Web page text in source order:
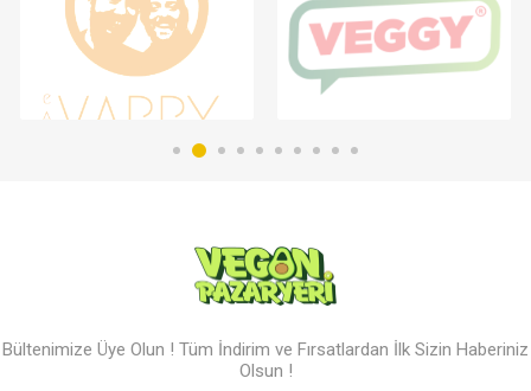
Bültenimize Üye Olun ! Tüm İndirim ve Fırsatlardan İlk Sizin Haberiniz
Olsun !